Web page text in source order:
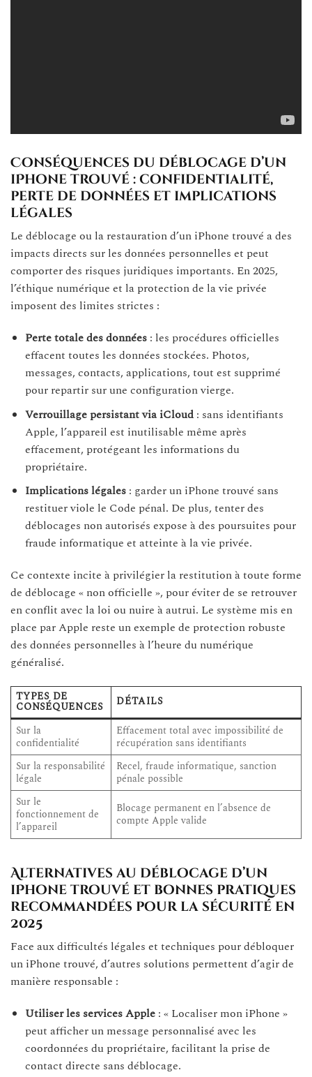
Conséquences du déblocage d’un
iPhone trouvé : confidentialité,
perte de données et implications
légales
Le déblocage ou la restauration d’un iPhone trouvé a des
impacts directs sur les données personnelles et peut
comporter des risques juridiques importants. En 2025,
l’éthique numérique et la protection de la vie privée
imposent des limites strictes :
Perte totale des données: les procédures officielles
effacent toutes les données stockées. Photos,
messages, contacts, applications, tout est supprimé
pour repartir sur une configuration vierge.
Verrouillage persistant via iCloud: sans identifiants
Apple, l’appareil est inutilisable même après
effacement, protégeant les informations du
propriétaire.
Implications légales: garder un iPhone trouvé sans
restituer viole le Code pénal. De plus, tenter des
déblocages non autorisés expose à des poursuites pour
fraude informatique et atteinte à la vie privée.
Ce contexte incite à privilégier la restitution à toute forme
de déblocage « non officielle », pour éviter de se retrouver
en conflit avec la loi ou nuire à autrui. Le système mis en
place par Apple reste un exemple de protection robuste
des données personnelles à l’heure du numérique
généralisé.
TYPES DE
CONSÉQUENCES
DÉTAILS
Sur la
confidentialité
Effacement total avec impossibilité de
récupération sans identifiants
Sur la responsabilité
légale
Recel, fraude informatique, sanction
pénale possible
Sur le
fonctionnement de
l’appareil
Blocage permanent en l’absence de
compte Apple valide
Alternatives au déblocage d’un
iPhone trouvé et bonnes pratiques
recommandées pour la sécurité en
2025
Face aux difficultés légales et techniques pour débloquer
un iPhone trouvé, d’autres solutions permettent d’agir de
manière responsable :
Utiliser les services Apple: « Localiser mon iPhone »
peut afficher un message personnalisé avec les
coordonnées du propriétaire, facilitant la prise de
contact directe sans déblocage.